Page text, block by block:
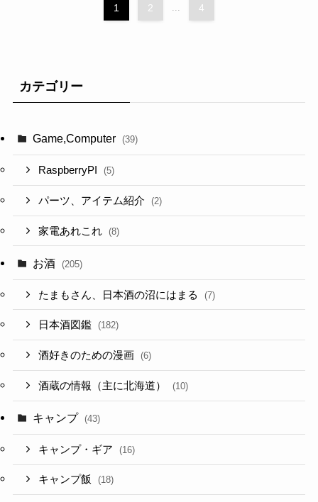
1 2 4
カテゴリー
Game,Computer (39)
RaspberryPI (5)
パーツ、アイテム紹介 (2)
家電あれこれ (8)
お酒 (205)
たまもさん、日本酒の沼にはまる (7)
日本酒図鑑 (182)
酒好きのための漫画 (6)
酒蔵の情報（主に北海道） (10)
キャンプ (43)
キャンプ・ギア (16)
キャンプ飯 (18)